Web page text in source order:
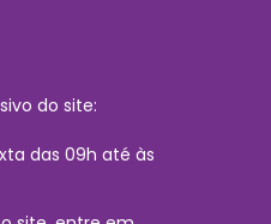
do site:
das 09h até às